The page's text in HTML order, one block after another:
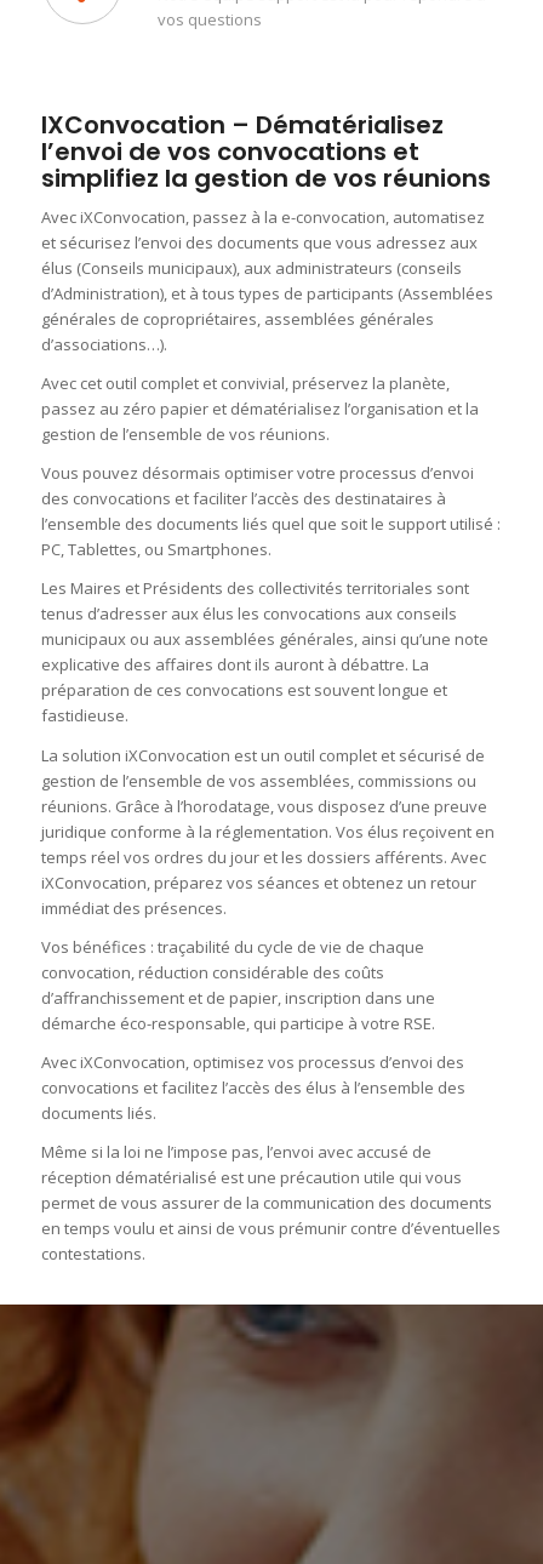
vos questions
IXConvocation – Dématérialisez
l’envoi de vos convocations et
simplifiez la gestion de vos réunions
Avec iXConvocation, passez à la e-convocation, automatisez
et sécurisez l’envoi des documents que vous adressez aux
élus (Conseils municipaux), aux administrateurs (conseils
d’Administration), et à tous types de participants (Assemblées
générales de copropriétaires, assemblées générales
d’associations…).
Avec cet outil complet et convivial, préservez la planète,
passez au zéro papier et dématérialisez l’organisation et la
gestion de l’ensemble de vos réunions.
Vous pouvez désormais optimiser votre processus d’envoi
des convocations et faciliter l’accès des destinataires à
l’ensemble des documents liés quel que soit le support utilisé :
PC, Tablettes, ou Smartphones.
Les Maires et Présidents des collectivités territoriales sont
tenus d’adresser aux élus les convocations aux conseils
municipaux ou aux assemblées générales, ainsi qu’une note
explicative des affaires dont ils auront à débattre. La
préparation de ces convocations est souvent longue et
fastidieuse.
La solution iXConvocation est un outil complet et sécurisé de
gestion de l’ensemble de vos assemblées, commissions ou
réunions. Grâce à l’horodatage, vous disposez d’une preuve
juridique conforme à la réglementation. Vos élus reçoivent en
temps réel vos ordres du jour et les dossiers afférents. Avec
iXConvocation, préparez vos séances et obtenez un retour
immédiat des présences.
Vos bénéfices : traçabilité du cycle de vie de chaque
convocation, réduction considérable des coûts
d’affranchissement et de papier, inscription dans une
démarche éco-responsable, qui participe à votre RSE.
Avec iXConvocation, optimisez vos processus d’envoi des
convocations et facilitez l’accès des élus à l’ensemble des
documents liés.
Même si la loi ne l’impose pas, l’envoi avec accusé de
réception dématérialisé est une précaution utile qui vous
permet de vous assurer de la communication des documents
en temps voulu et ainsi de vous prémunir contre d’éventuelles
contestations.